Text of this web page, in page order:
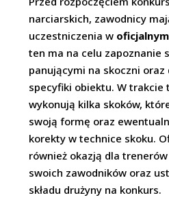
narciarskich, zawodnicy
uczestniczenia w
ten ma na celu zapoznanie
panującymi na skoczni
specyfiki obiektu. W trakcie
wykonują kilka skoków,
swoją formę oraz
korekty w technice skoku.
również okazją dla
swoich zawodników oraz
składu drużyny na konkurs.